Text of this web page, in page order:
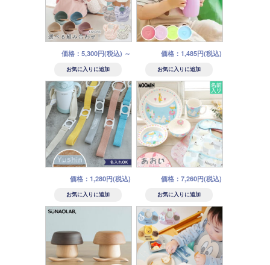
価格：5,300円(税込) ～ 価格：1,485円(税込)
価格：1,280円(税込) 価格：7,260円(税込)